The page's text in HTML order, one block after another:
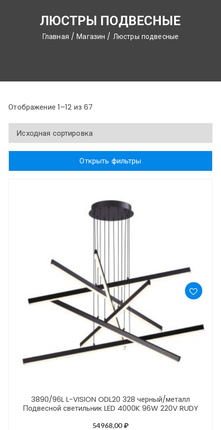
ЛЮСТРЫ ПОДВЕСНЫЕ
Главная /Магазин / Люстры подвесные
Отображение 1–12 из 67
Открыть фильтры
3890/96L L-VISION ODL20 328 черный/металл
Подвесной светильник LED 4000K 96W 220V RUDY
54968,00₽